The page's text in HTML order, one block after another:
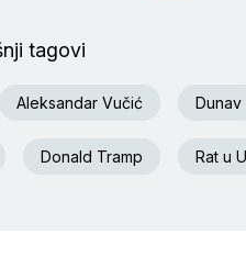
tagovi
Aleksandar Vučić Dunav
Donald Tramp Rat u